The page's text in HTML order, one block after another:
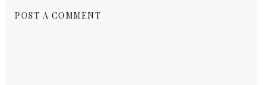
POST A COMMENT